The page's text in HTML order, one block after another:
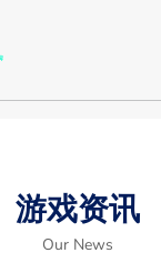
游戏资讯
Our News